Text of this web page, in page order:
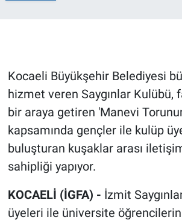
Kocaeli Büyükşehir Belediyesi
hizmet veren Saygınlar Kulübü,
bir araya getiren 'Manevi
kapsamında gençler ile kulüp
buluşturan kuşaklar arası
sahipliği yapıyor.
KOCAELİ (İGFA) - İzmit
üyeleri ile üniversite